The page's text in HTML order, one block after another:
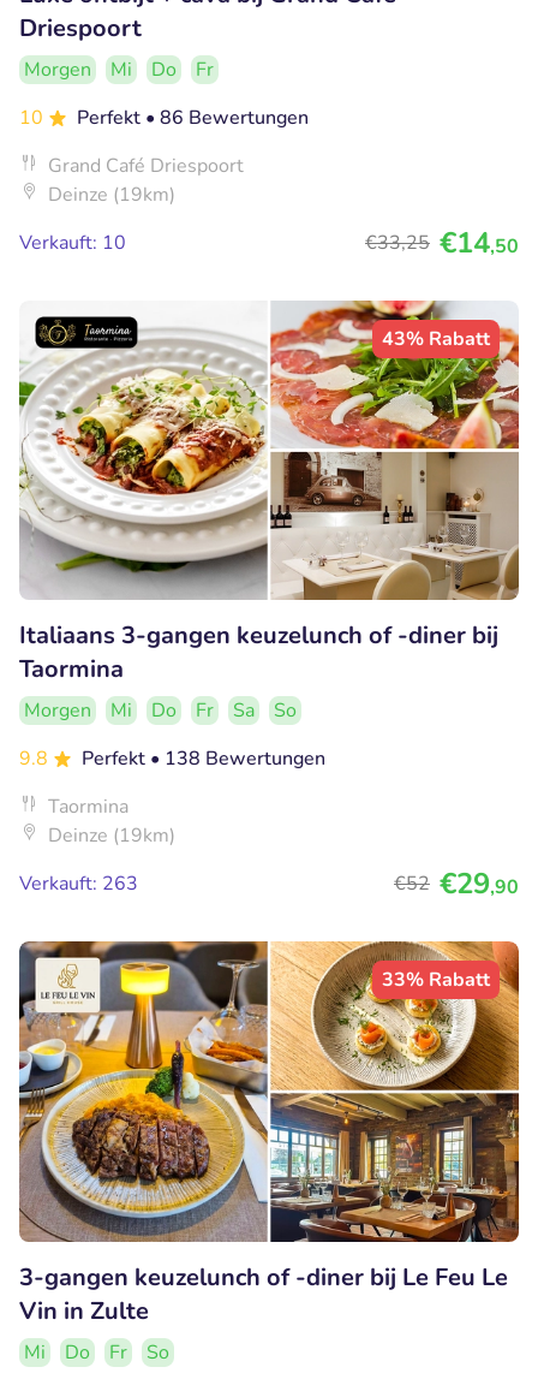
Driespoort
Morgen Mi Do
Fr
10
Perfekt • 86 Bewertungen
Grand Café Driespoort
Deinze (19km)
Verkauft: 10
€33,25 €14,50
43% Rabatt
Italiaans 3-gangen keuzelunch of -diner bij
Taormina
Morgen Mi Do Fr Sa
So
9.8
Perfekt • 138 Bewertungen
Taormina
Deinze (19km)
Verkauft: 263
€52 €29,90
33% Rabatt
3-gangen keuzelunch of -diner bij Le Feu Le
Vin in Zulte
Mi Do Fr So